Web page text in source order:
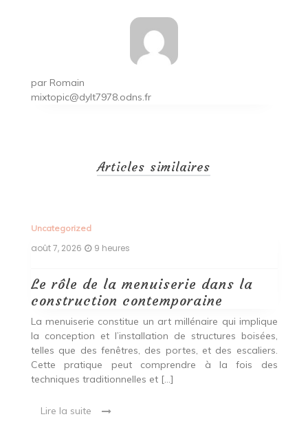
par Romain
mixtopic@dylt7978.odns.fr
Articles similaires
Uncategorized
août 7, 2026 9 heures
Le rôle de la menuiserie dans la
construction contemporaine
La menuiserie constitue un art millénaire qui implique
la conception et l’installation de structures boisées,
telles que des fenêtres, des portes, et des escaliers.
Cette pratique peut comprendre à la fois des
techniques traditionnelles et […]
Lire la suite